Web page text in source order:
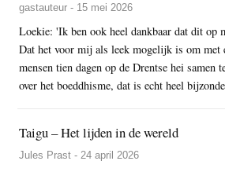
gastauteur - 15 mei 2026
Loekie: 'Ik ben ook heel dankbaar dat dit op
Dat het voor mij als leek mogelijk is om met
mensen tien dagen op de Drentse hei samen
over het boeddhisme, dat is echt heel
Taigu – Het lijden in de wereld
Jules Prast - 24 april 2026